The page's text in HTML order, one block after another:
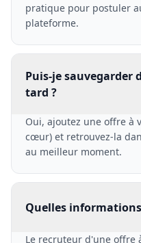
pratique pour postuler
plateforme.
Puis-je sauvegarder
tard ?
Oui, ajoutez une offre à
cœur) et retrouvez-la
au meilleur moment.
Quelles
Le recruteur d'une offre